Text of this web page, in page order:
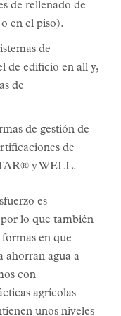
de rellenado de
en el piso).
de
de edificio en all y,
de
de gestión de
de
y WELL.
es
lo que también
formas en que
ahorran agua a
con
agrícolas
unos niveles